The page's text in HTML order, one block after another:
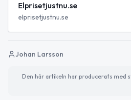
Elprisetjustnu.se
elprisetjustnu.se
Johan Larsson
Den här artikeln har producerats med